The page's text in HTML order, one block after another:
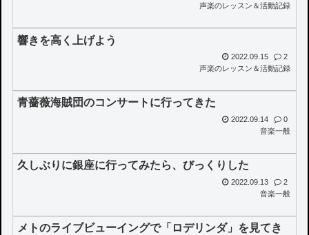
声楽のレッスン＆活動記録
響きを高く上げよう
2022.09.15
2
声楽のレッスン＆活動記録
青薔薇海賊団のコンサートに行ってきた
2022.09.14
0
音楽一般
久しぶりに銀座に行ってみたら、びっくりした
2022.09.13
2
音楽一般
メトのライブビューイングで「ロデリンダ」を見てき